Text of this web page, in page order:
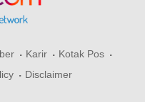
Karir
Kotak Pos
Disclaimer